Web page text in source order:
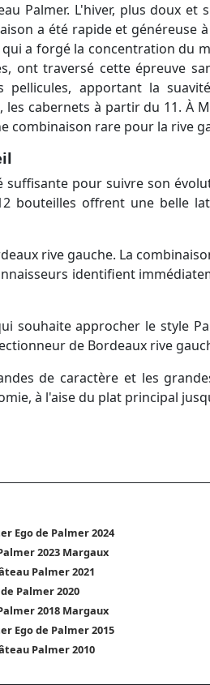
Palmer. L'hiver, plus doux
a été rapide et
a forgé la concentration du
ont traversé cette épreuve
apportant la
cabernets à partir du 11. À
rare pour la rive
pour suivre son
bouteilles offrent une belle
rive gauche. La
identifient
souhaite approcher le style
de Bordeaux rive
de caractère et les
à l'aise du plat principal
Ego de Palmer 2024
2023 Margaux
Palmer 2021
Palmer 2020
2018 Margaux
Ego de Palmer 2015
Palmer 2010